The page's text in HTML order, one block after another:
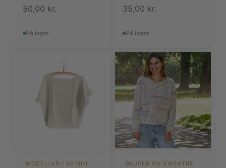
50,00 kr.
På lager
35,00 kr.
På lager
MODELLER I SPINNI BLUSER OG SWEATRE